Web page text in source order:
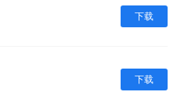
下载
下载